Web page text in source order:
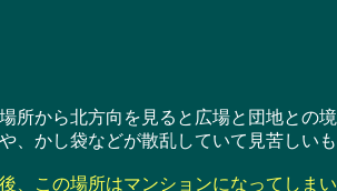
所から北方向を見ると広場と団地との
、かし袋などが散乱していて見苦しいも
、この場所はマンションになってしま